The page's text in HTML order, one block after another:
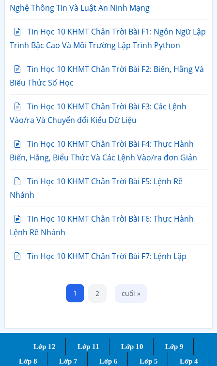
Nghệ Thông Tin Và Luật An Ninh Mạng
Tin Học 10 KHMT Chân Trời Bài F1: Ngôn Ngữ Lập
Trình Bậc Cao Và Môi Trường Lập Trình Python
Tin Học 10 KHMT Chân Trời Bài F2: Biến, Hằng Và
Biểu Thức Số Học
Tin Học 10 KHMT Chân Trời Bài F3: Các Lệnh
Vào/ra Và Chuyển đổi Kiểu Dữ Liệu
Tin Học 10 KHMT Chân Trời Bài F4: Thực Hành
Biến, Hằng, Biểu Thức Và Các Lệnh Vào/ra đơn Giản
Tin Học 10 KHMT Chân Trời Bài F5: Lệnh Rẽ
Nhánh
Tin Học 10 KHMT Chân Trời Bài F6: Thực Hành
Lệnh Rẽ Nhánh
Tin Học 10 KHMT Chân Trời Bài F7: Lệnh Lặp
1 2 cuối »
Lớp 12 Lớp 11 Lớp 10
Lớp 9
Lớp 8
Lớp 7 Lớp 6 Lớp 5 Lớp 4